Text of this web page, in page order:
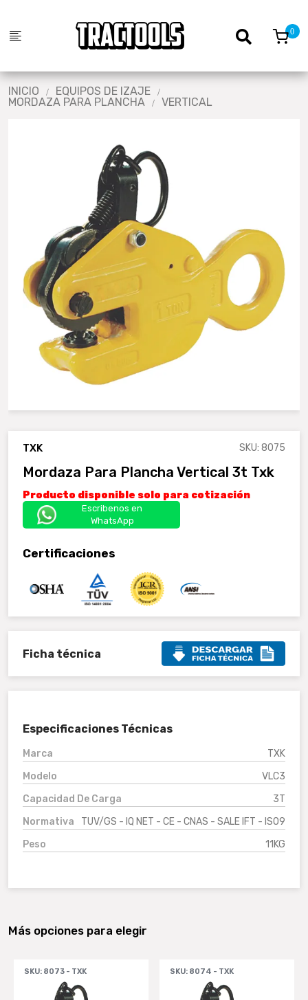
INICIO
EQUIPOS DE IZAJE
MORDAZA PARA PLANCHA
VERTICAL
TXK SKU: 8075
Mordaza Para Plancha Vertical 3t Txk
Producto disponible solo para cotización
Escribenos en
WhatsApp
Certificaciones
Ficha técnica
Especificaciones Técnicas
Marca
TXK
Modelo
VLC3
Capacidad De Carga
3T
Normativa
TUV/GS - IQ NET - CE - CNAS - SALE IFT - ISO9
Peso
11KG
Más opciones para elegir
SKU: 8073 - TXK SKU: 8074 - TXK